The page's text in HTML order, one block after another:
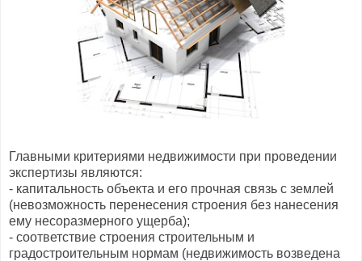
Главными критериями недвижимости при проведении
экспертизы являются:
- капитальность объекта и его прочная связь с землей
(невозможность перенесения строения без нанесения
ему несоразмерного ущерба);
- соответствие строения строительным и
градостроительным нормам (недвижимость возведена